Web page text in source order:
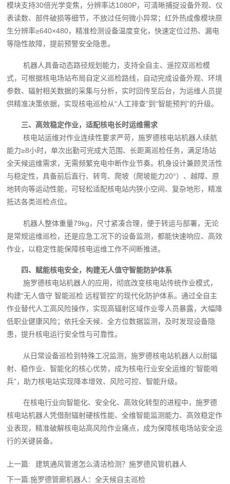
模块支持30倍光学变焦，分辨率达1080P，可清晰捕捉设备外观、仪
表读数、部件破损等细节，不放过任何微小异常；红外热成像模块原
生分辨率≥640×480，精准检测设备温度变化，快速定位过热、漏电
等隐性故障，提前预警安全隐患。
机器人具备动态路径规划能力，支持全自主、遥控双巡检模
式，可根据核电场站布局自定义巡检路线，自动完成设备外观、环境
参数、辐射相关数据的采集与分析，实时回传至后台，为运维人员提
供精准决策依据，实现核电巡检从“人工排查”到“智能预判”的升级。
三、高效稳定作业，适配核电长时运维需求
核电站运维对作业连续性要求严苛，施罗德核电站机器人续航
能力≥8小时，单次出勤可完成大范围、长距离巡检任务，满足场站
全天候运维需求，无需频繁充电中断作业节奏。机身设计兼顾灵活性
与稳定性，具备前后直行、转弯、爬坡（爬坡能力20°）、越障、原
地转向等运动性能，可轻松适配核电站内狭小空间、复杂地形，精准
抵达各类巡检点位。
机器人整体重量79kg，尺寸紧凑合理，便于转运与部署，无论
是常规运维巡检，还是应急工况下的设备监测，都能快速响应、高效
作业，以稳定性能保障核电运维工作不间断推进。
四、赋能核电安全，构建无人值守智能防护体系
施罗德核电站机器人的应用，彻底改变核电站传统作业模式，
构建“无人值守 智能巡检 远程管控”的现代化防护体系。通过全自主
作业替代人工高风险操作，实现高辐射区域作业零人员暴露，大幅降
低职业健康风险；依托全天候、全方位数据监测，及时发现设备隐
患，提升核电运行安全性与可靠性。
从日常设备巡检到特殊工况监测，施罗德核电站机器人以耐辐
射、稳作业、智能化的核心优势，成为核电行业安全运维的“智能哨
兵”，助力核电站实现降本增效、风险可控、智能升级。
在核电行业向智能化、安全化、高效化转型的进程中，施罗德
核电站机器人凭借耐辐射硬核性能、全维智能监测能力、高效稳定作
业表现，精准破解核电站高风险作业痛点，成为保障核电场站安全运
行的关键装备。
上一篇:
建筑通风管道怎么清洁检测？施罗德风管机器人
下一篇:施罗德管廊机器人：全天候自主巡检